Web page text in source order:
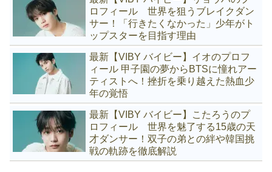
ロフィール 世界を狙うブレイクダン
サー！「行きたくなかった」少年がト
ップスターを目指す理由
最新【VIBY バイビー】イオのプロフ
ィール 甲子園の夢からBTSに憧れアー
ティストへ！挫折を乗り越えた熱血少
年の覚悟
最新【VIBY バイビー】こたろうのプ
ロフィール 世界を魅了する15歳の天
才ダンサー！双子の弟との絆や韓国挑
戦の軌跡を徹底解説